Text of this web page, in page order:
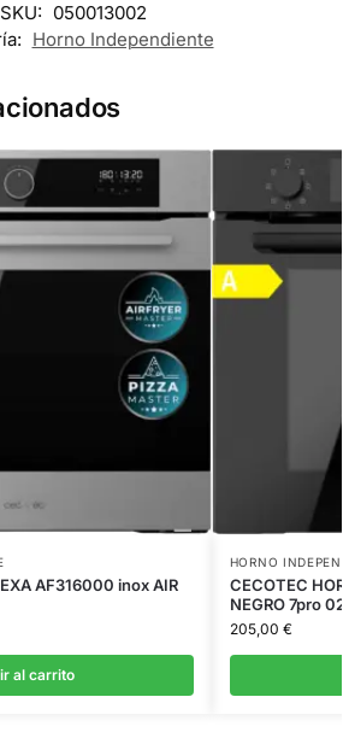
SKU: 050013002
Horno Independiente
AF316000 inox AIR
al carrito
HORNO
CECOTEC
NEGRO 7pro
205,00 €